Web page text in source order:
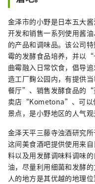
金泽市的小野是日本五大
开发和销售一系列使用酱
的产品和调味品。该公司
霉的发酵食品培养，并以
曲霉融入日常饮食，倡导
造工厂麴公园内，有提供
餐厅”、销售发酵食品的“
卖店“Kometona”、可以
景点，是小野地区的人气观
金泽天平三藤寺浊酒研究所
这间美食酒吧提供使用来
料以及用发酵调味料调味
油，尽量利用细菌和发酵
人的地方是其优越的地理